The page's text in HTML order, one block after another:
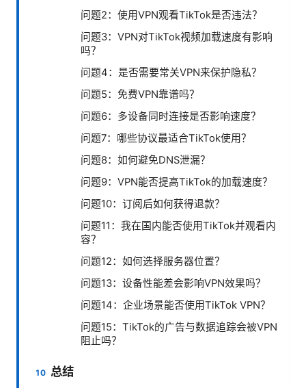
问题2：使用VPN观看TikTok是否违法？
问题3：VPN对TikTok视频加载速度有影响
吗？
问题4：是否需要常关VPN来保护隐私？
问题5：免费VPN靠谱吗？
问题6：多设备同时连接是否影响速度？
问题7：哪些协议最适合TikTok使用？
问题8：如何避免DNS泄漏？
问题9：VPN能否提高TikTok的加载速度？
问题10：订阅后如何获得退款？
问题11：我在国内能否使用TikTok并观看内
容？
问题12：如何选择服务器位置？
问题13：设备性能差会影响VPN效果吗？
问题14：企业场景能否使用TikTok VPN？
问题15：TikTok的广告与数据追踪会被VPN
阻止吗？
总结